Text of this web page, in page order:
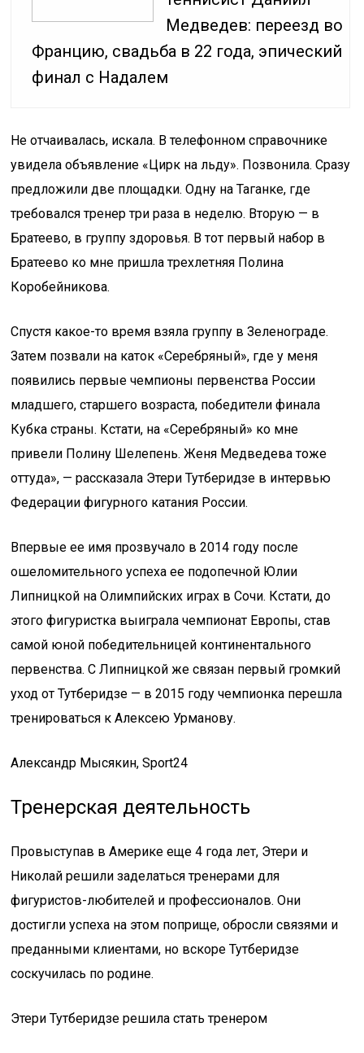
Медведев: переезд во
Францию, свадьба в 22 года, эпический
финал с Надалем
Не отчаивалась, искала. В телефонном справочнике
увидела объявление «Цирк на льду». Позвонила. Сразу
предложили две площадки. Одну на Таганке, где
требовался тренер три раза в неделю. Вторую — в
Братеево, в группу здоровья. В тот первый набор в
Братеево ко мне пришла трехлетняя Полина
Коробейникова.
Спустя какое-то время взяла группу в Зеленограде.
Затем позвали на каток «Серебряный», где у меня
появились первые чемпионы первенства России
младшего, старшего возраста, победители финала
Кубка страны. Кстати, на «Серебряный» ко мне
привели Полину Шелепень. Женя Медведева тоже
оттуда», — рассказала Этери Тутберидзе в интервью
Федерации фигурного катания России.
Впервые ее имя прозвучало в 2014 году после
ошеломительного успеха ее подопечной Юлии
Липницкой на Олимпийских играх в Сочи. Кстати, до
этого фигуристка выиграла чемпионат Европы, став
самой юной победительницей континентального
первенства. С Липницкой же связан первый громкий
уход от Тутберидзе — в 2015 году чемпионка перешла
тренироваться к Алексею Урманову.
Александр Мысякин, Sport24
Тренерская деятельность
Провыступав в Америке еще 4 года лет, Этери и
Николай решили заделаться тренерами для
фигуристов-любителей и профессионалов. Они
достигли успеха на этом поприще, обросли связями и
преданными клиентами, но вскоре Тутберидзе
соскучилась по родине.
Этери Тутберидзе решила стать тренером